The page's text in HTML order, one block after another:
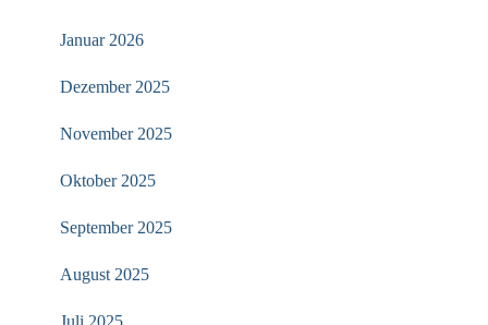
Januar 2026
Dezember 2025
November 2025
Oktober 2025
September 2025
August 2025
Juli 2025